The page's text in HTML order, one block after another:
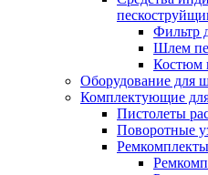
Фильтр
Шлем
Костюм
Оборудование для
Комплектующие
Пистолеты
Поворотные
Ремкомплекты